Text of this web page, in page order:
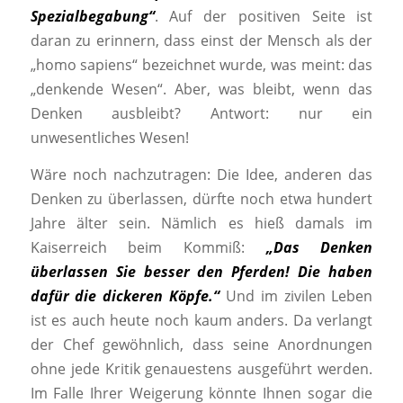
Spezialbegabung“. Auf der positiven Seite ist
daran zu erinnern, dass einst der Mensch als der
„homo sapiens“ bezeichnet wurde, was meint: das
„denkende Wesen“. Aber, was bleibt, wenn das
Denken ausbleibt? Antwort: nur ein
unwesentliches Wesen!
Wäre noch nachzutragen: Die Idee, anderen das
Denken zu überlassen, dürfte noch etwa hundert
Jahre älter sein. Nämlich es hieß damals im
Kaiserreich beim Kommiß: „Das Denken
überlassen Sie besser den Pferden! Die haben
dafür die dickeren Köpfe.“Und im zivilen Leben
ist es auch heute noch kaum anders. Da verlangt
der Chef gewöhnlich, dass seine Anordnungen
ohne jede Kritik genauestens ausgeführt werden.
Im Falle Ihrer Weigerung könnte Ihnen sogar die